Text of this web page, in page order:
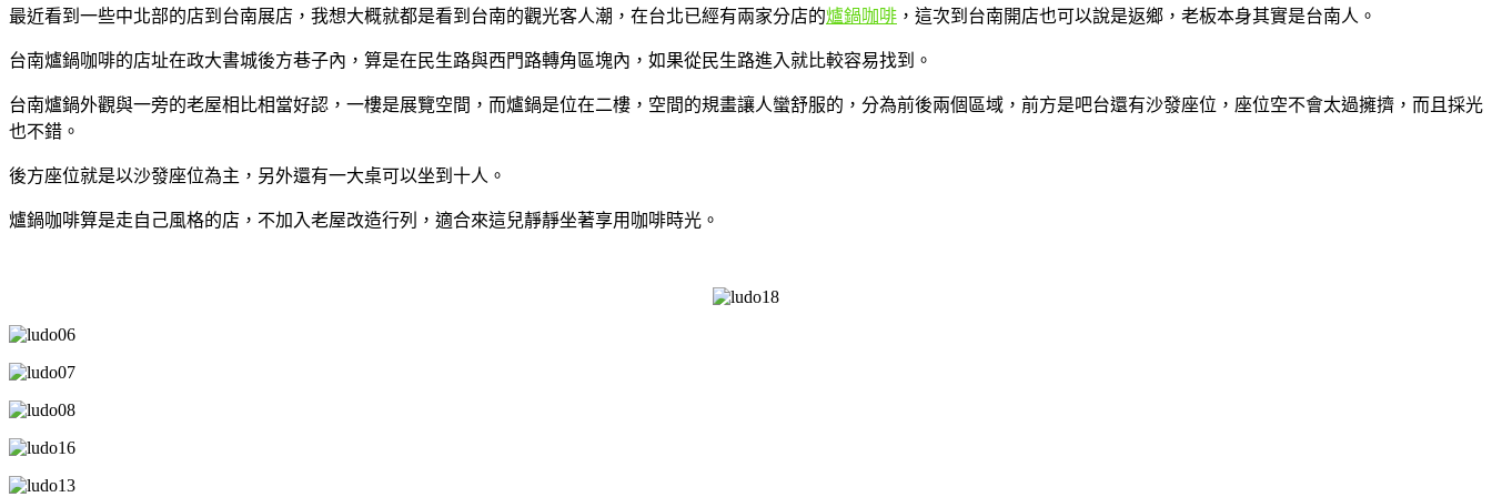
最近看到一些中北部的店到台南展店，我想大概就都是看到台南的觀光客人潮，在台北已經有兩家分店的爐鍋咖啡 ，這次到台南開店也可以說是返鄉，老板本身其實是台南人。
台南爐鍋咖啡的店址在政大書城後方巷子內，算是在民生路與西門路轉角區塊內，如果從民生路進入就比較容易找到。
台南爐鍋外觀與一旁的老屋相比相當好認，一樓是展覽空間，而爐鍋是位在二樓，空間的規畫讓人蠻舒服的，分為前後兩個區域，前方是吧台還有沙發座位，座位空不會太過擁擠，而且採光
也不錯。
後方座位就是以沙發座位為主，另外還有一大桌可以坐到十人。
爐鍋咖啡算是走自己風格的店，不加入老屋改造行列，適合來這兒靜靜坐著享用咖啡時光。